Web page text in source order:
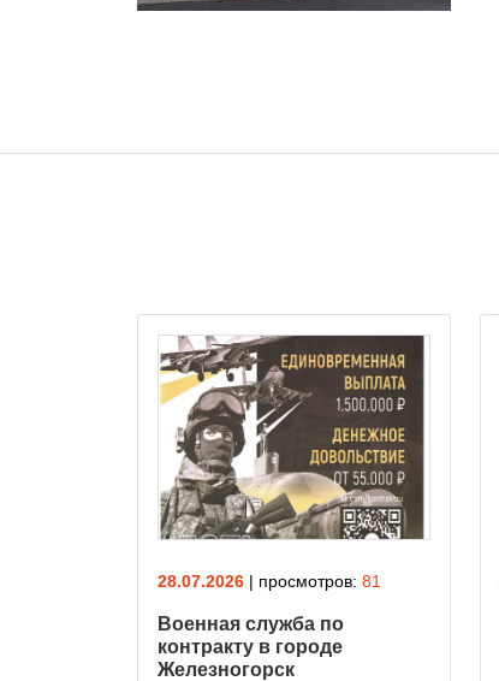
28.07.2026 | просмотров: 81
Военная служба по
контракту в городе
Железногорск